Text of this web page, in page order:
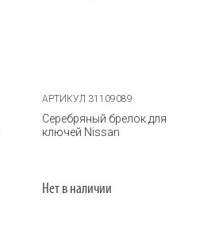
АРТИКУЛ 31109089
Серебряный брелок для
ключей Nissan
Нет в наличии